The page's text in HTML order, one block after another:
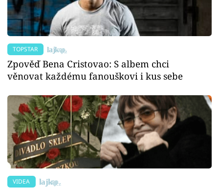
TOPSTAR
Zpověď Bena Cristovao: S albem chci
věnovat každému fanouškovi i kus sebe
VIDEA